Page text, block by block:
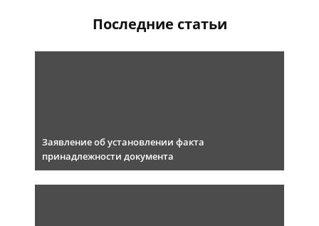
Последние статьи
Заявление об установлении факта
принадлежности документа